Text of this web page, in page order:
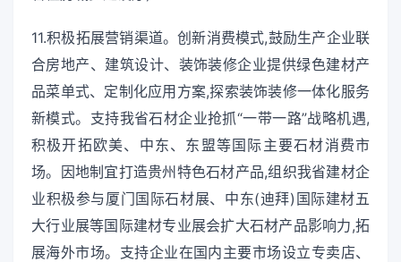
11.积极拓展营销渠道。创新消费模式,鼓励生产企业联
合房地产、建筑设计、装饰装修企业提供绿色建材产
品菜单式、定制化应用方案,探索装饰装修一体化服务
新模式。支持我省石材企业抢抓“一带一路”战略机遇,
积极开拓欧美、中东、东盟等国际主要石材消费市
场。因地制宜打造贵州特色石材产品,组织我省建材企
业积极参与厦门国际石材展、中东(迪拜)国际建材五
大行业展等国际建材专业展会扩大石材产品影响力,拓
展海外市场。支持企业在国内主要市场设立专卖店、